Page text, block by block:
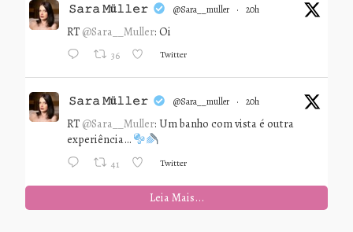
𝚂𝚊𝚛𝚊 𝙼ü𝚕𝚕𝚎𝚛 @sara__muller · 20h
RT @Sara__Muller: Oi
36 Twitter
𝚂𝚊𝚛𝚊 𝙼ü𝚕𝚕𝚎𝚛 @sara__muller · 20h
RT @Sara__Muller: Um banho com vista é outra
experiência…
41 Twitter
Leia Mais...